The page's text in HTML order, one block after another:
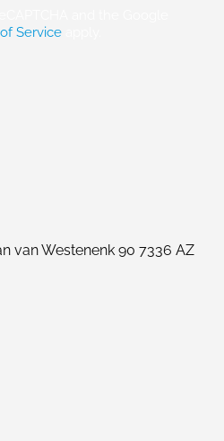
Service
van Westenenk 90 7336 AZ